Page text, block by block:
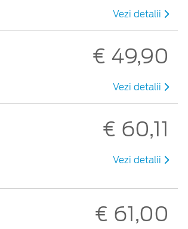
Vezi detalii
€ 49,90
Vezi detalii
€ 60,11
Vezi detalii
€ 61,00